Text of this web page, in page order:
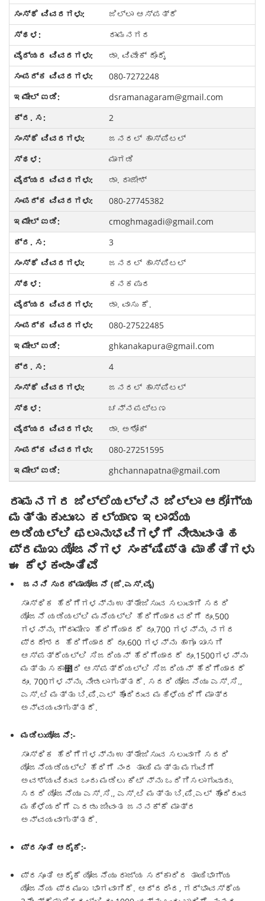
ಜಿಲ್ಲಾ ಆಸ್ಪತ್ರೆ
ರಾಮನಗರ
ಡಾ. ವಿವೇಕ್ ದೊರೈ
080-7272248
dsramanagaram@gmail.com
2
ಜನರಲ್ ಹಾಸ್ಪಿಟಲ್
ಮಾಗಡಿ
ಡಾ. ರಾಜೇಶ್
080-27745382
cmoghmagadi@gmail.com
3
ಜನರಲ್ ಹಾಸ್ಪಿಟಲ್
ಕನಕಪುರ
ಡಾ. ವಾಸು ಕೆ.
080-27522485
ghkanakapura@gmail.com
4
ಜನರಲ್ ಹಾಸ್ಪಿಟಲ್
ಚನ್ನಪಟ್ಟಣ
ಡಾ. ಅಶೋಕ್
080-27251595
ghchannapatna@gmail.com
ರಾಮನಗರ ಜಿಲ್ಲೆಯಲ್ಲಿನ ಜಿಲ್ಲಾ ಆರೋಗ್ಯ
ಮತ್ತು ಕುಟುಂಬ ಕಲ್ಯಾಣ ಇಲಾಖೆಯ
ಅಡಿಯಲ್ಲಿ ಫಲಾನುಭವಿಗಳಿಗೆ ನೀಡುವಂತಹ
ಪ್ರಮುಖ ಯೋಜನೆಗಳ ಸಂಕ್ಷಿಪ್ತ ಮಾಹಿತಿಗಳು
ಈ ಕೆಳಕಂಡಂತಿವೆ
ಜನನಿ ಸುರಕ್ಷಾಯೋಜನೆ (ಜೆ.ಎಸ್.ವೈ)
ಸಾಂಸ್ಥಿಕ ಹೆರಿಗೆಗಳನ್ನು ಉತ್ತೇಜಿಸುವ ಸಲುವಾಗಿ ಸದರಿ
ಯೋಜನೆ ಯಡಿಯಲ್ಲಿ ಮನೆಯಲ್ಲಿ ಹೆರಿಗೆಯಾದವರಿಗೆ ರೂ.500
ಗಳನ್ನು, ಗ್ರಾಮೀಣ ಹೆರಿಗೆಯಾದರೆ ರೂ.700 ಗಳನ್ನು, ನಗರ
ಪ್ರದೇಶದ ಹೆರಿಗೆಯಾದರೆ ರೂ.600 ಗಳನ್ನು ಹಾಗೂ ಖಾಸಗಿ
ಆಸ್ಪತ್ರೆಯಲ್ಲಿ ಸಿಜರಿಯನ್ ಹೆರಿಗೆಯಾದರೆ ರೂ.1500ಗಳನ್ನು
ಮತ್ತು ಸಕಾ೵ರಿ ಆಸ್ಪತ್ರೆಯಲ್ಲಿ ಸಿಜರಿಯನ್ ಹೆರಿಗೆಯಾದರೆ
ರೂ. 700ಗಳನ್ನು, ನೀಡಲಾಗುತ್ತದೆ. ಸದರಿ ಯೋಜನೆಯು ಎಸ್.ಸಿ.,
ಎಸ್.ಟಿ ಮತ್ತು ಬಿ.ಪಿ.ಎಲ್ ಹೊಂದಿರುವ ಮಹಿಳೆಯರಿಗೆ ಮಾತ್ರ
ಅನ್ವಯವಾಗುತ್ತದೆ.
ಮಡಿಲುಯೋಜನೆ:-
ಸಾಂಸ್ಥಿಕ ಹೆರಿಗೆಗಳನ್ನು ಉತ್ತೇಜಿಸುವ ಸಲುವಾಗಿ ಸದರಿ
ಯೋಜನೆಯಡಿಯಲ್ಲಿ ಹೆರಿಗೆ ನಂರ ತಾಯಿ ಮತ್ತು ಮಗುವಿಗೆ
ಅವಶ್ಯವಿರುವ ಒಂದು ಮಡಿಲು ಕಿಟ್ ನ್ನು ಒದಿಗಿಸಲಾಗುವುದು.
ಸದರಿ ಯೋಜನೆಯು ಎಸ್.ಸಿ., ಎಸ್.ಟಿ ಮತ್ತು ಬಿ.ಪಿ.ಎಲ್ ಹೊಂದಿರುವ
ಮಹಿಳೆಯರಿಗೆ ಎರಡು ಜೀವಂತ ಜನನಕ್ಕೆ ಮಾತ್ರ
ಅನ್ವಯವಾಗುತ್ತದೆ.
ಪ್ರಸೂತಿ ಆರೈಕೆ:-
ಪ್ರಸೂತಿ ಆರೈಕೆ ಯೋಜನೆಯು ರಾಜ್ಯ ಸರ್ಕಾರಿದ ತಾಯಿಭಾಗ್ಯ
ಯೋಜನೆಯ ಪ್ರಮುಖ ಭಾಗವಾಗಿದೆ. ಆದ್ದರಿಂದ, ಗರ್ಭಾವಸ್ಥೆಯ